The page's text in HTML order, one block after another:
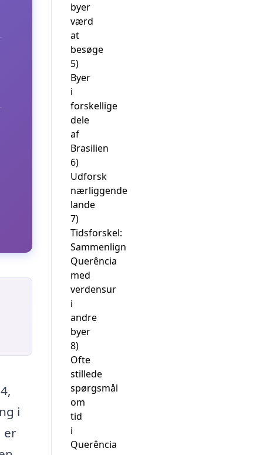
i
er
byer
værd
at
besøge
5)
Byer
i
forskellige
dele
af
Brasilien
6)
Udforsk
nærliggende
lande
7)
Tidsforskel:
Sammenlign
Querência
med
verdensur
i
andre
byer
8)
Ofte
stillede
spørgsmål
om
tid
i
Querência